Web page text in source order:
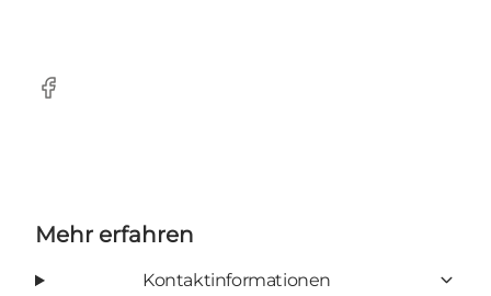
Facebook
Mehr erfahren
Kontaktinformationen